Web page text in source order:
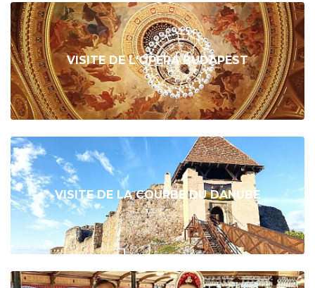
VISITE DE L'OPERA BUDAPEST
VISITE DE LA COURBE DU DANUBE